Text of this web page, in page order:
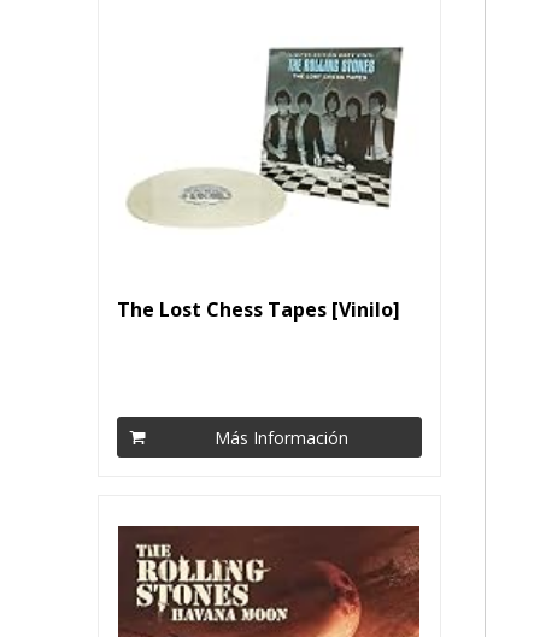
The Lost Chess Tapes [Vinilo]
Más Información